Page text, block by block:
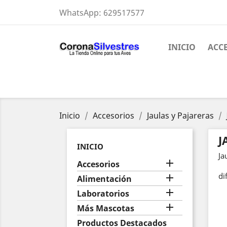
WhatsApp: 629517577
INICIO
Inicio Accesorios Jaulas y Pajareras
INICIO
Accesorios 
Alimentación 
Laboratorios 
Más Mascotas 
Productos Destacados